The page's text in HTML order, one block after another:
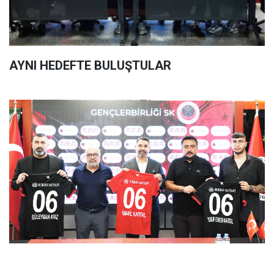
AYNI HEDEFTE BULUŞTULAR